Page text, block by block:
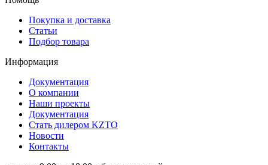
Покупка и доставка
Статьи
Подбор товара
Информация
Документация
О компании
Наши проекты
Документация
Стать дилером KZTO
Новости
Контакты